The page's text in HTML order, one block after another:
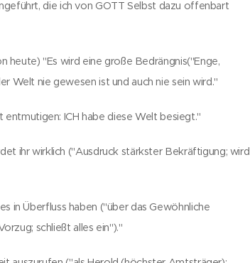
die ich von GOTT Selbst dazu offenbart
heute) "Es wird eine große Bedrängnis("Enge,
Welt nie gewesen ist und auch nie sein wird."
entmutigen: ICH habe diese Welt besiegt."
ihr wirklich ("Ausdruck stärkster Bekräftigung; wird
in Überfluss haben ("über das Gewöhnliche
schließt alles ein")."